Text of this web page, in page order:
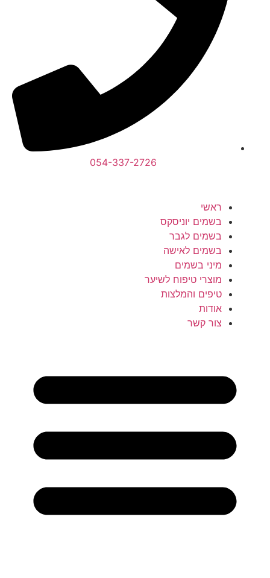
054-337-2726⁩
ראשי
בשמים יוניסקס
בשמים לגבר
בשמים לאישה
מיני בשמים
מוצרי טיפוח לשיער
טיפים והמלצות
אודות
צור קשר